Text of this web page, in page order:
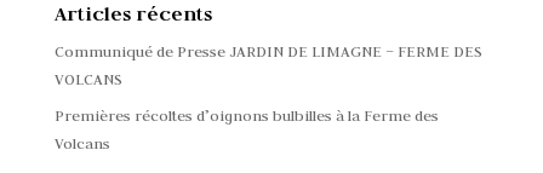
Articles récents
Communiqué de Presse JARDIN DE LIMAGNE – FERME DES
VOLCANS
Premières récoltes d’oignons bulbilles à la Ferme des
Volcans